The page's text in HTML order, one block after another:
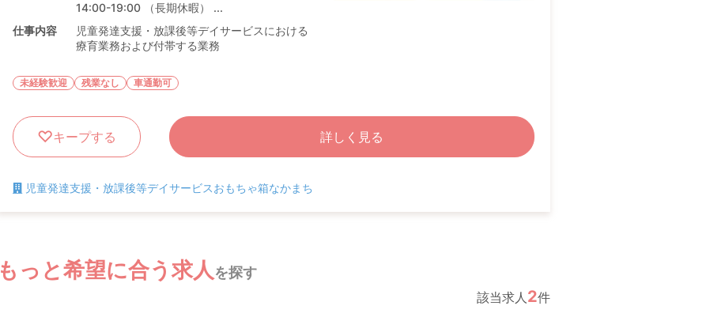
14:00-19:00 （長期休暇） ...
仕事内容
児童発達支援・放課後等デイサービスにおける
療育業務および付帯する業務
未経験歓迎 残業なし 車通勤可
キープする 詳しく見る
児童発達支援・放課後等デイサービスおもちゃ箱なかまち
もっと希望に合う求人を探す
該当求人 2件